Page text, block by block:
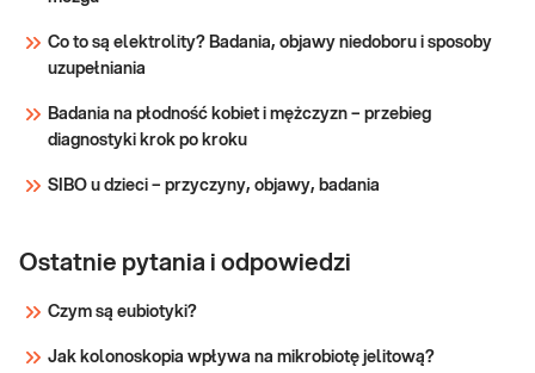
Co to są elektrolity? Badania, objawy niedoboru i sposoby
uzupełniania
Badania na płodność kobiet i mężczyzn – przebieg
diagnostyki krok po kroku
SIBO u dzieci – przyczyny, objawy, badania
Ostatnie pytania i odpowiedzi
Czym są eubiotyki?
Jak kolonoskopia wpływa na mikrobiotę jelitową?